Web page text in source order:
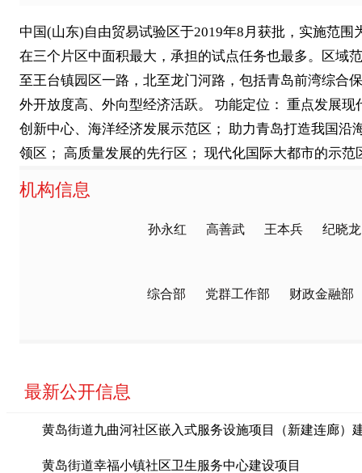
中国(山东)自由贸易试验区于2019年8月获批，实施范
在三个片区中面积最大，承担的试点任务也最多。区
至王台镇园区一路，北至龙门河路，包括青岛前湾综合
外开放度高、外向型经济活跃。 功能定位： 重点发展
创新中心、海洋经济发展示范区； 助力青岛打造我国
领区； 高质量发展的先行区； 现代化国际大都市的示范
机构信息
孙永红 高善武 王本兵 纪
综合部 党群工作部 财政金融部
最新公开信息
黄岛街道九曲河社区嵌入式服务设施项目（新建连廊）
黄岛街道幸福小镇社区卫生服务中心建设项目